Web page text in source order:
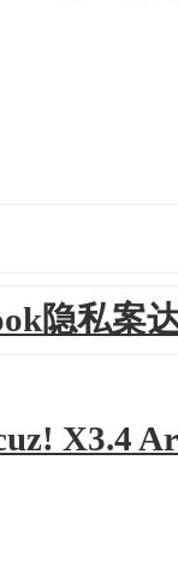
隐私案
X3.4